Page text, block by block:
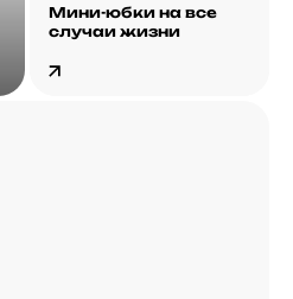
Мини-юбки на все
случаи жизни